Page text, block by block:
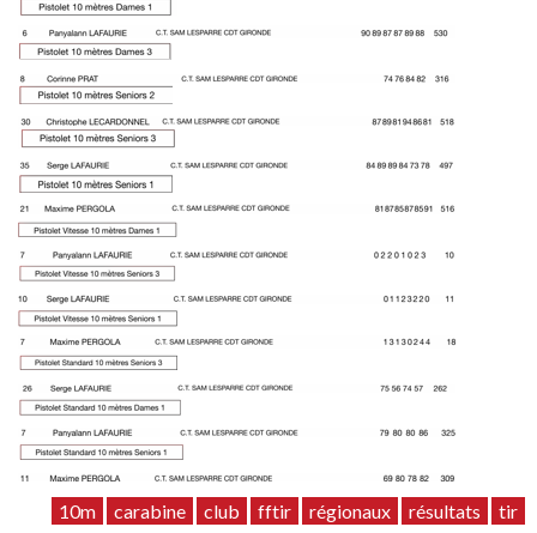
10m carabine club fftir régionaux résultats tir